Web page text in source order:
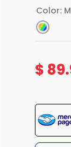
Color:
$ 89.